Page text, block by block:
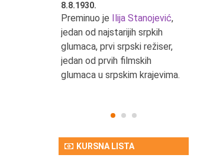
8.8.1930.
Preminuo je Ilija Stanojević,
jedan od najstarijih srpkih
glumaca, prvi srpski režiser,
jedan od prvih filmskih
glumaca u srpskim krajevima.
KURSNA LISTA